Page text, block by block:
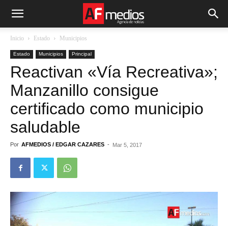
Inicio Estado Municipios
Estado Municipios Principal
Reactivan «Vía Recreativa»;
Manzanillo consigue
certificado como municipio
saludable
Por AFMEDIOS / EDGAR CAZARES - Mar 5, 2017